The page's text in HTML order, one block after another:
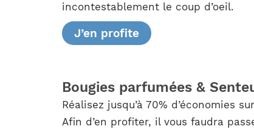
incontestablement le coup d’oeil.
J’en profite
Bougies parfumées &
Réalisez jusqu’à 70% d’économies
Afin d’en profiter, il vous faudra